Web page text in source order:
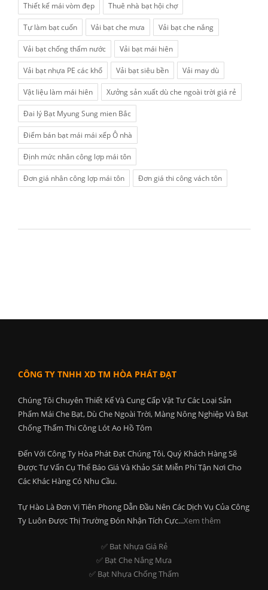
Thiết kế mái vòm đẹp Thuê nhà bạt hội chợ
Tự làm bạt cuốn Vải bạt che mưa Vải bạt che nắng
Vải bạt chống thấm nước Vải bạt mái hiên
Vải bạt nhựa PE các khổ Vải bạt siêu bền Vải may dù
Vật liệu làm mái hiên Xưởng sản xuất dù che ngoài trời giá rẻ
Đai lý Bạt Myung Sung mien Bắc
Điểm bán bạt mái mái xếp Ô nhà
Định mức nhân công lợp mái tôn
Đơn giá nhân công lợp mái tôn Đơn giá thi công vách tôn
CÔNG TY TNHH XD TM HÒA PHÁT ĐẠT
Chúng Tôi Chuyên Thiết Kế Và Cung Cấp Vật Tư Các Loại Sản
Phẩm Mái Che Bạt, Dù Che Ngoài Trời, Màng Nông Nghiệp Và Bạt
Chống Thấm Thi Công Lót Ao Hồ Tôm
Đến Với Công Ty Hòa Phát Đạt Chúng Tôi, Quý Khách Hàng Sẽ
Được Tư Vấn Cụ Thể Báo Giá Và Khảo Sát Miễn Phí Tận Nơi Cho
Các Khác Hàng Có Nhu Cầu.
Tự Hào Là Đơn Vị Tiên Phong Dẫn Đầu Nên Các Dịch Vụ Của Công
Ty Luôn Được Thị Trường Đón Nhận Tích Cực...Xem thêm
✅ Bat Nhựa Giá Rẻ
✅ Bạt Che Nắng Mưa
✅ Bạt Nhựa Chống Thấm